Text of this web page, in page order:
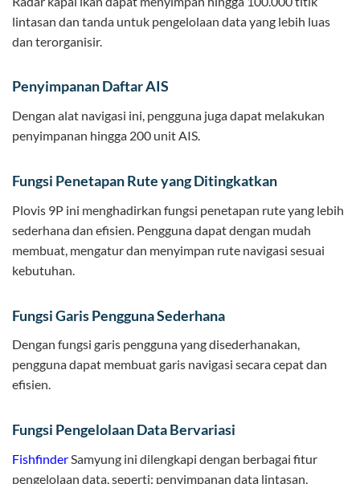
lintasan dan tanda untuk pengelolaan data yang lebih luas
dan terorganisir.
Penyimpanan Daftar AIS
Dengan alat navigasi ini, pengguna juga dapat melakukan
penyimpanan hingga 200 unit AIS.
Fungsi Penetapan Rute yang Ditingkatkan
Plovis 9P ini menghadirkan fungsi penetapan rute yang lebih
sederhana dan efisien. Pengguna dapat dengan mudah
membuat, mengatur dan menyimpan rute navigasi sesuai
kebutuhan.
Fungsi Garis Pengguna Sederhana
Dengan fungsi garis pengguna yang disederhanakan,
pengguna dapat membuat garis navigasi secara cepat dan
efisien.
Fungsi Pengelolaan Data Bervariasi
FishfinderSamyung ini dilengkapi dengan berbagai fitur
pengelolaan data, seperti: penyimpanan data lintasan,